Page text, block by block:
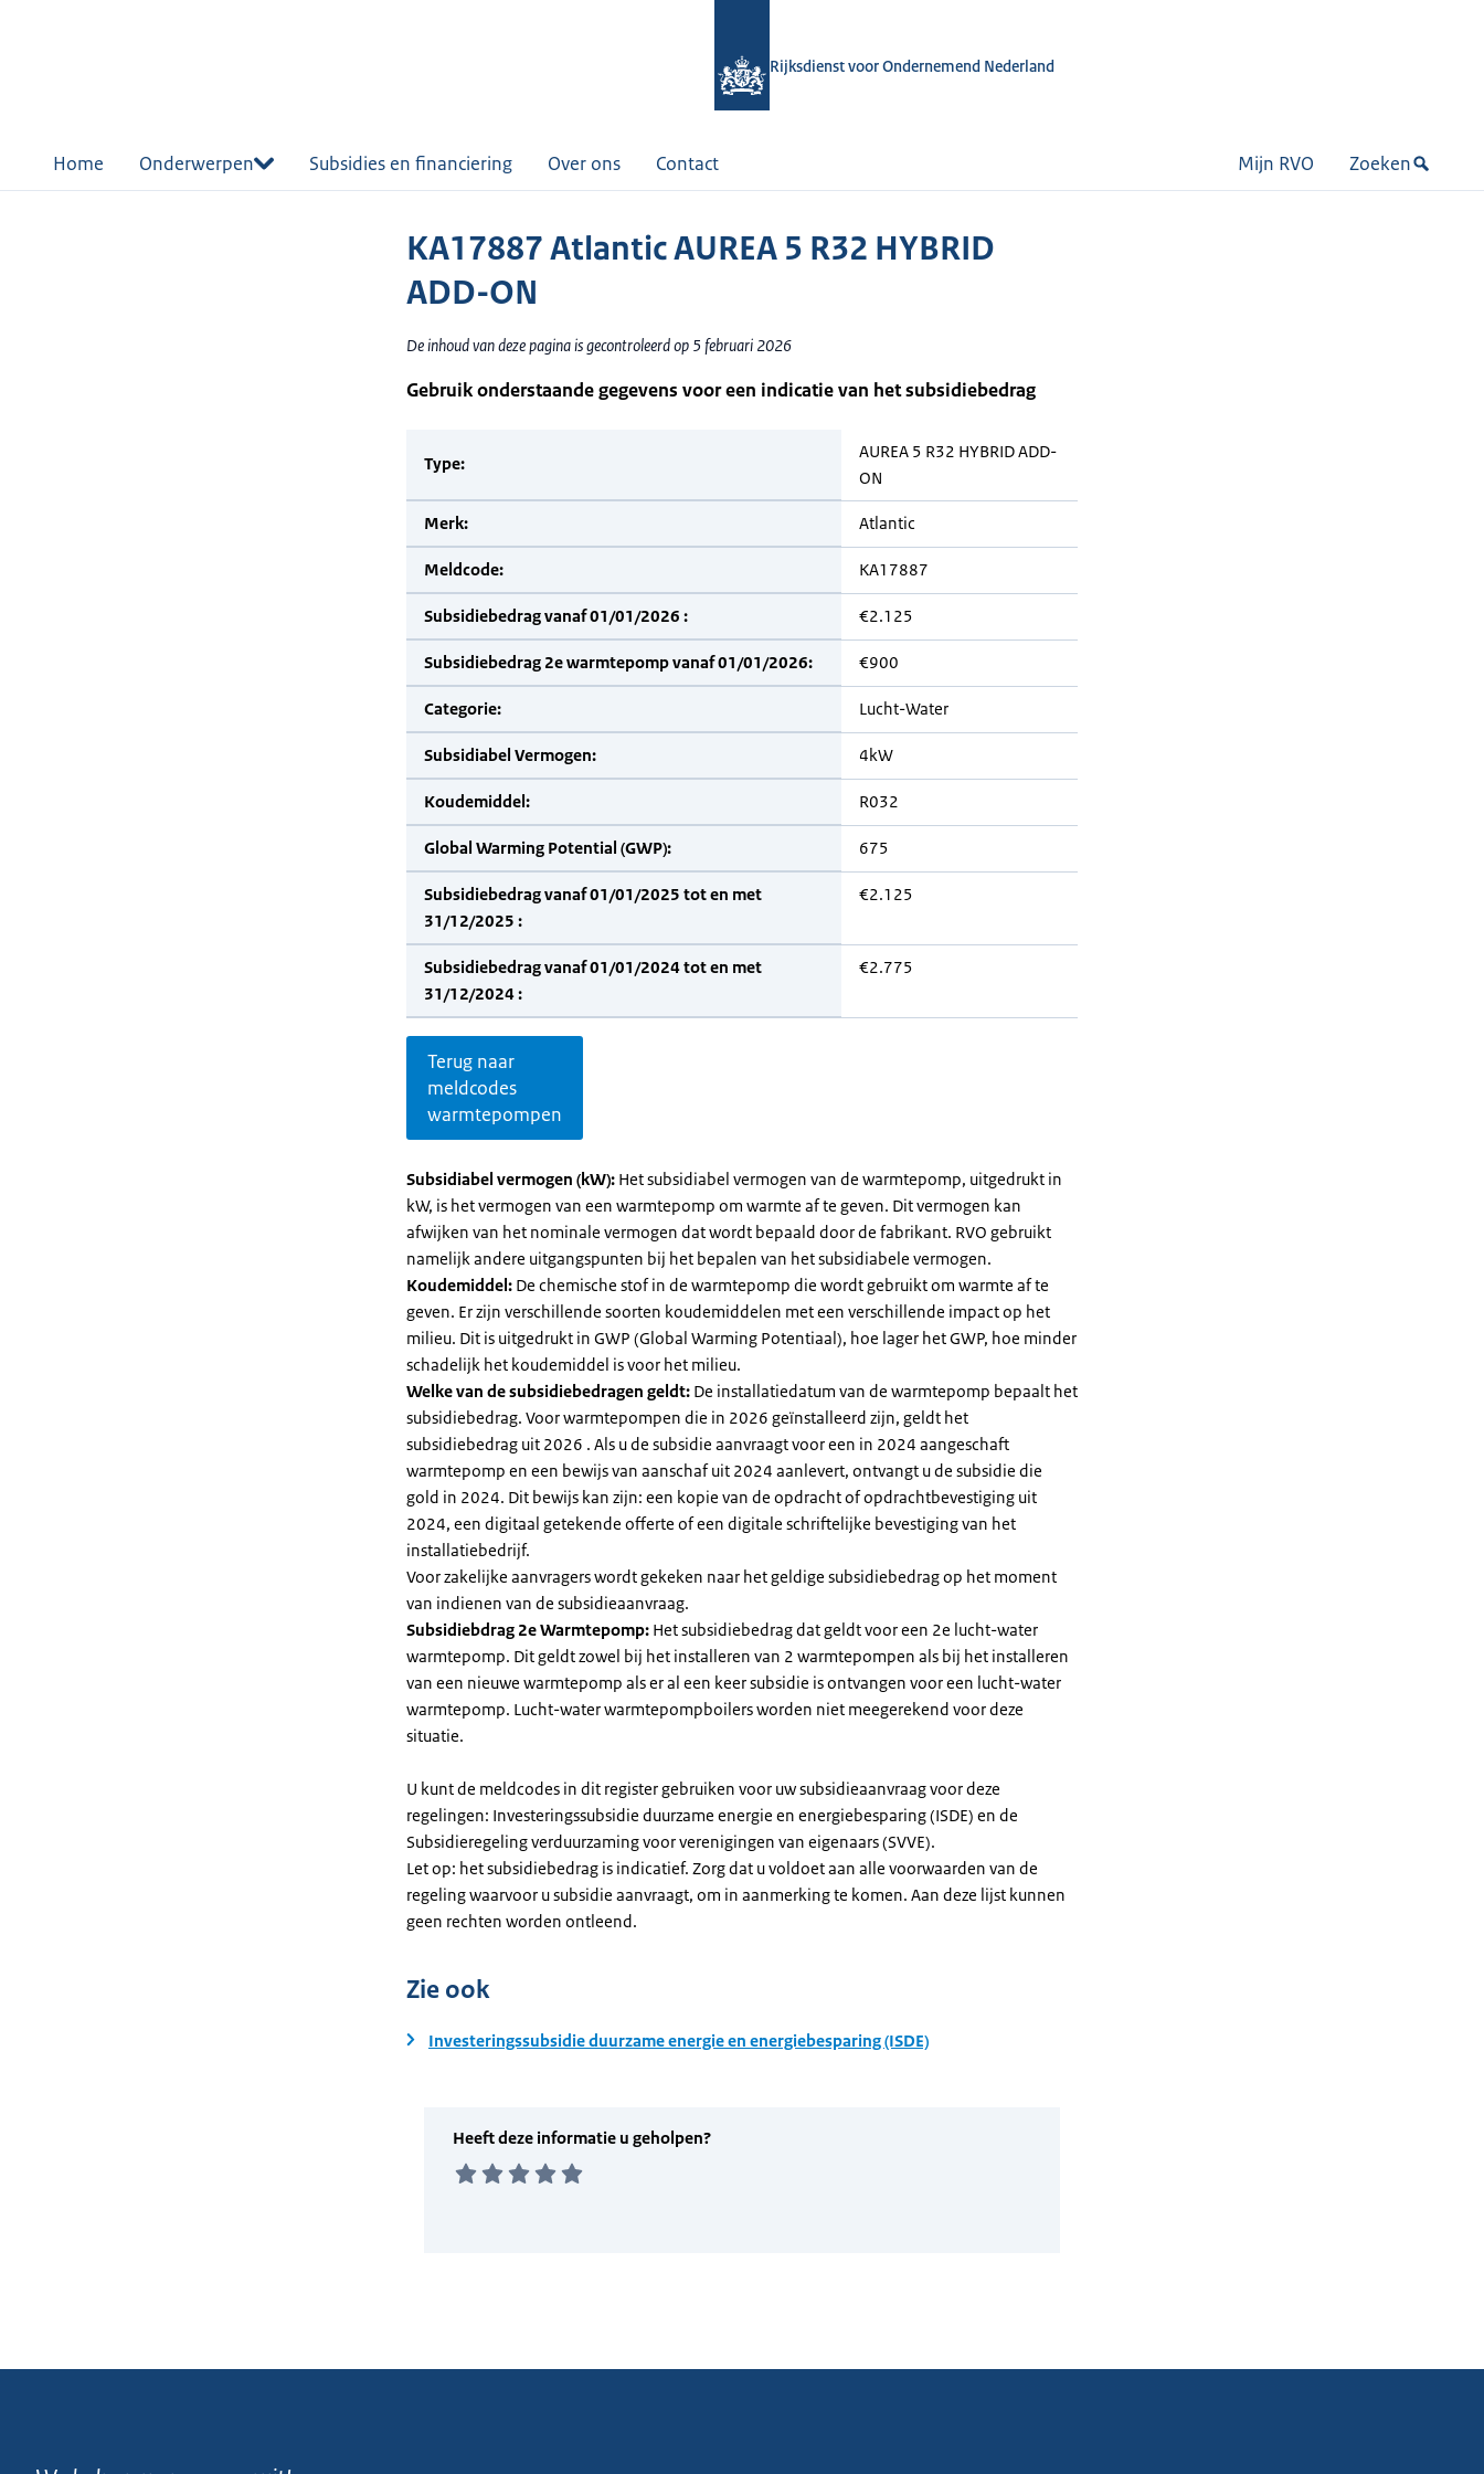
Rijksdienst voor Ondernemend Nederland
Home Onderwerpen Subsidies en financiering Over ons Contact Mijn RVO Zoeken
KA17887 Atlantic AUREA 5 R32 HYBRID
ADD-ON
De inhoud van deze pagina is gecontroleerd op 5 februari 2026
Gebruik onderstaande gegevens voor een indicatie van het subsidiebedrag
Type:
AUREA 5 R32 HYBRID ADD-
ON
Merk: Atlantic
Meldcode: KA17887
Subsidiebedrag vanaf 01/01/2026 : €2.125
Subsidiebedrag 2e warmtepomp vanaf 01/01/2026: €900
Categorie: Lucht-Water
Subsidiabel Vermogen: 4kW
Koudemiddel: R032
Global Warming Potential (GWP): 675
Subsidiebedrag vanaf 01/01/2025 tot en met
31/12/2025 :
€2.125
Subsidiebedrag vanaf 01/01/2024 tot en met
31/12/2024 :
€2.775
Terug naar
meldcodes
warmtepompen
Subsidiabel vermogen (kW): Het subsidiabel vermogen van de warmtepomp, uitgedrukt in
kW, is het vermogen van een warmtepomp om warmte af te geven. Dit vermogen kan
afwijken van het nominale vermogen dat wordt bepaald door de fabrikant. RVO gebruikt
namelijk andere uitgangspunten bij het bepalen van het subsidiabele vermogen.
Koudemiddel: De chemische stof in de warmtepomp die wordt gebruikt om warmte af te
geven. Er zijn verschillende soorten koudemiddelen met een verschillende impact op het
milieu. Dit is uitgedrukt in GWP (Global Warming Potentiaal), hoe lager het GWP, hoe minder
schadelijk het koudemiddel is voor het milieu.
Welke van de subsidiebedragen geldt: De installatiedatum van de warmtepomp bepaalt het
subsidiebedrag. Voor warmtepompen die in 2026 geïnstalleerd zijn, geldt het
subsidiebedrag uit 2026 . Als u de subsidie aanvraagt voor een in 2024 aangeschaft
warmtepomp en een bewijs van aanschaf uit 2024 aanlevert, ontvangt u de subsidie die
gold in 2024. Dit bewijs kan zijn: een kopie van de opdracht of opdrachtbevestiging uit
2024, een digitaal getekende offerte of een digitale schriftelijke bevestiging van het
installatiebedrijf.
Voor zakelijke aanvragers wordt gekeken naar het geldige subsidiebedrag op het moment
van indienen van de subsidieaanvraag.
Subsidiebdrag 2e Warmtepomp: Het subsidiebedrag dat geldt voor een 2e lucht-water
warmtepomp. Dit geldt zowel bij het installeren van 2 warmtepompen als bij het installeren
van een nieuwe warmtepomp als er al een keer subsidie is ontvangen voor een lucht-water
warmtepomp. Lucht-water warmtepompboilers worden niet meegerekend voor deze
situatie.
U kunt de meldcodes in dit register gebruiken voor uw subsidieaanvraag voor deze
regelingen: Investeringssubsidie duurzame energie en energiebesparing (ISDE) en de
Subsidieregeling verduurzaming voor verenigingen van eigenaars (SVVE).
Let op: het subsidiebedrag is indicatief. Zorg dat u voldoet aan alle voorwaarden van de
regeling waarvoor u subsidie aanvraagt, om in aanmerking te komen. Aan deze lijst kunnen
geen rechten worden ontleend.
Zie ook
Investeringssubsidie duurzame energie en energiebesparing (ISDE)